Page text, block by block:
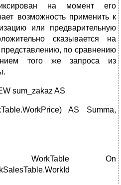
на момент его
возможность применить к
или предварительную
сказывается на
по сравнению
того же запроса из
sum_zakaz AS
AS Summa,
WorkTable On